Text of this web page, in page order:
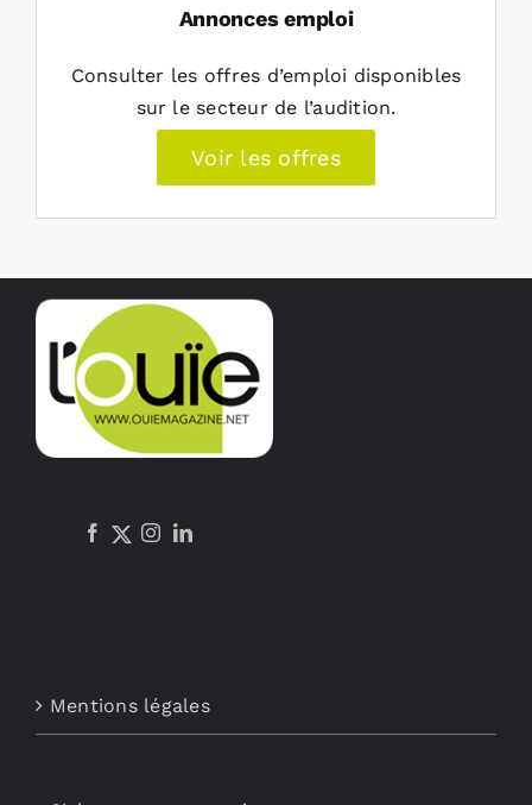
Annonces emploi
Consulter les offres d’emploi disponibles
sur le secteur de l’audition.
Voir les offres
Mentions légales